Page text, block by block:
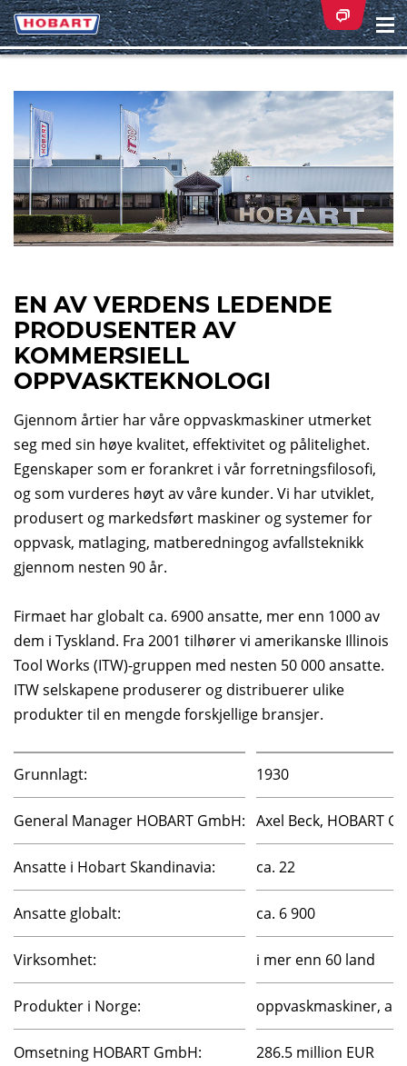
EN AV VERDENS LEDENDE
PRODUSENTER AV
KOMMERSIELL
OPPVASKTEKNOLOGI
Gjennom årtier har våre oppvaskmaskiner utmerket
seg med sin høye kvalitet, effektivitet og pålitelighet.
Egenskaper som er forankret i vår forretningsfilosofi,
og som vurderes høyt av våre kunder. Vi har utviklet,
produsert og markedsført maskiner og systemer for
oppvask, matlaging, matberedningog avfallsteknikk
gjennom nesten 90 år.
Firmaet har globalt ca. 6900 ansatte, mer enn 1000 av
dem i Tyskland. Fra 2001 tilhører vi amerikanske Illinois
Tool Works (ITW)-gruppen med nesten 50 000 ansatte.
ITW selskapene produserer og distribuerer ulike
produkter til en mengde forskjellige bransjer.
Grunnlagt: 1930
General Manager HOBART GmbH: Axel Beck, HOBART
Ansatte i Hobart Skandinavia: ca. 22
Ansatte globalt: ca. 6 900
Virksomhet: i mer enn 60 land
Produkter i Norge: oppvaskmaskiner,
Omsetning HOBART GmbH: 286.5 million EUR